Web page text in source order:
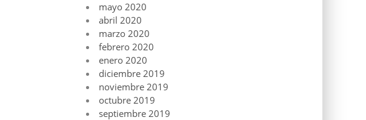
mayo 2020
abril 2020
marzo 2020
febrero 2020
enero 2020
diciembre 2019
noviembre 2019
octubre 2019
septiembre 2019